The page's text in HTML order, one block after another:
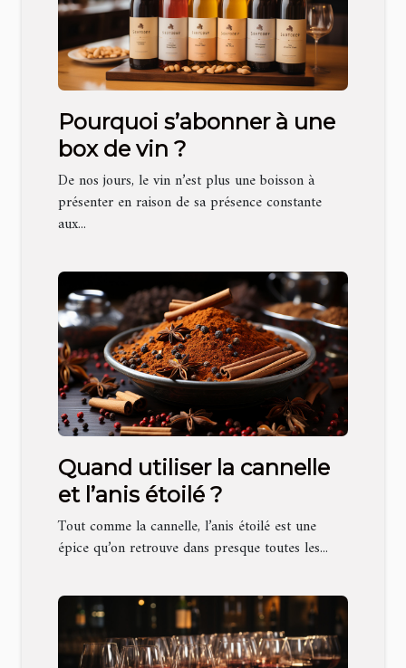
Pourquoi s’abonner à une
box de vin ?
De nos jours, le vin n’est plus une boisson à
présenter en raison de sa présence constante
aux...
Quand utiliser la cannelle
et l’anis étoilé ?
Tout comme la cannelle, l’anis étoilé est une
épice qu’on retrouve dans presque toutes les...